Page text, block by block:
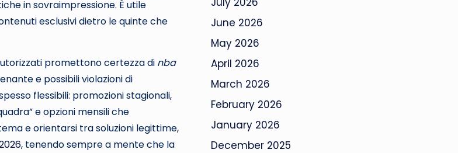
in sovraimpressione. È utile
esclusivi dietro le quinte che
promettono certezza di nba
e possibili violazioni di
flessibili: promozioni stagionali,
e opzioni mensili che
e orientarsi tra soluzioni legittime,
, tenendo sempre a mente che la
June 2026
May 2026
April 2026
March 2026
February 2026
January 2026
December 2025